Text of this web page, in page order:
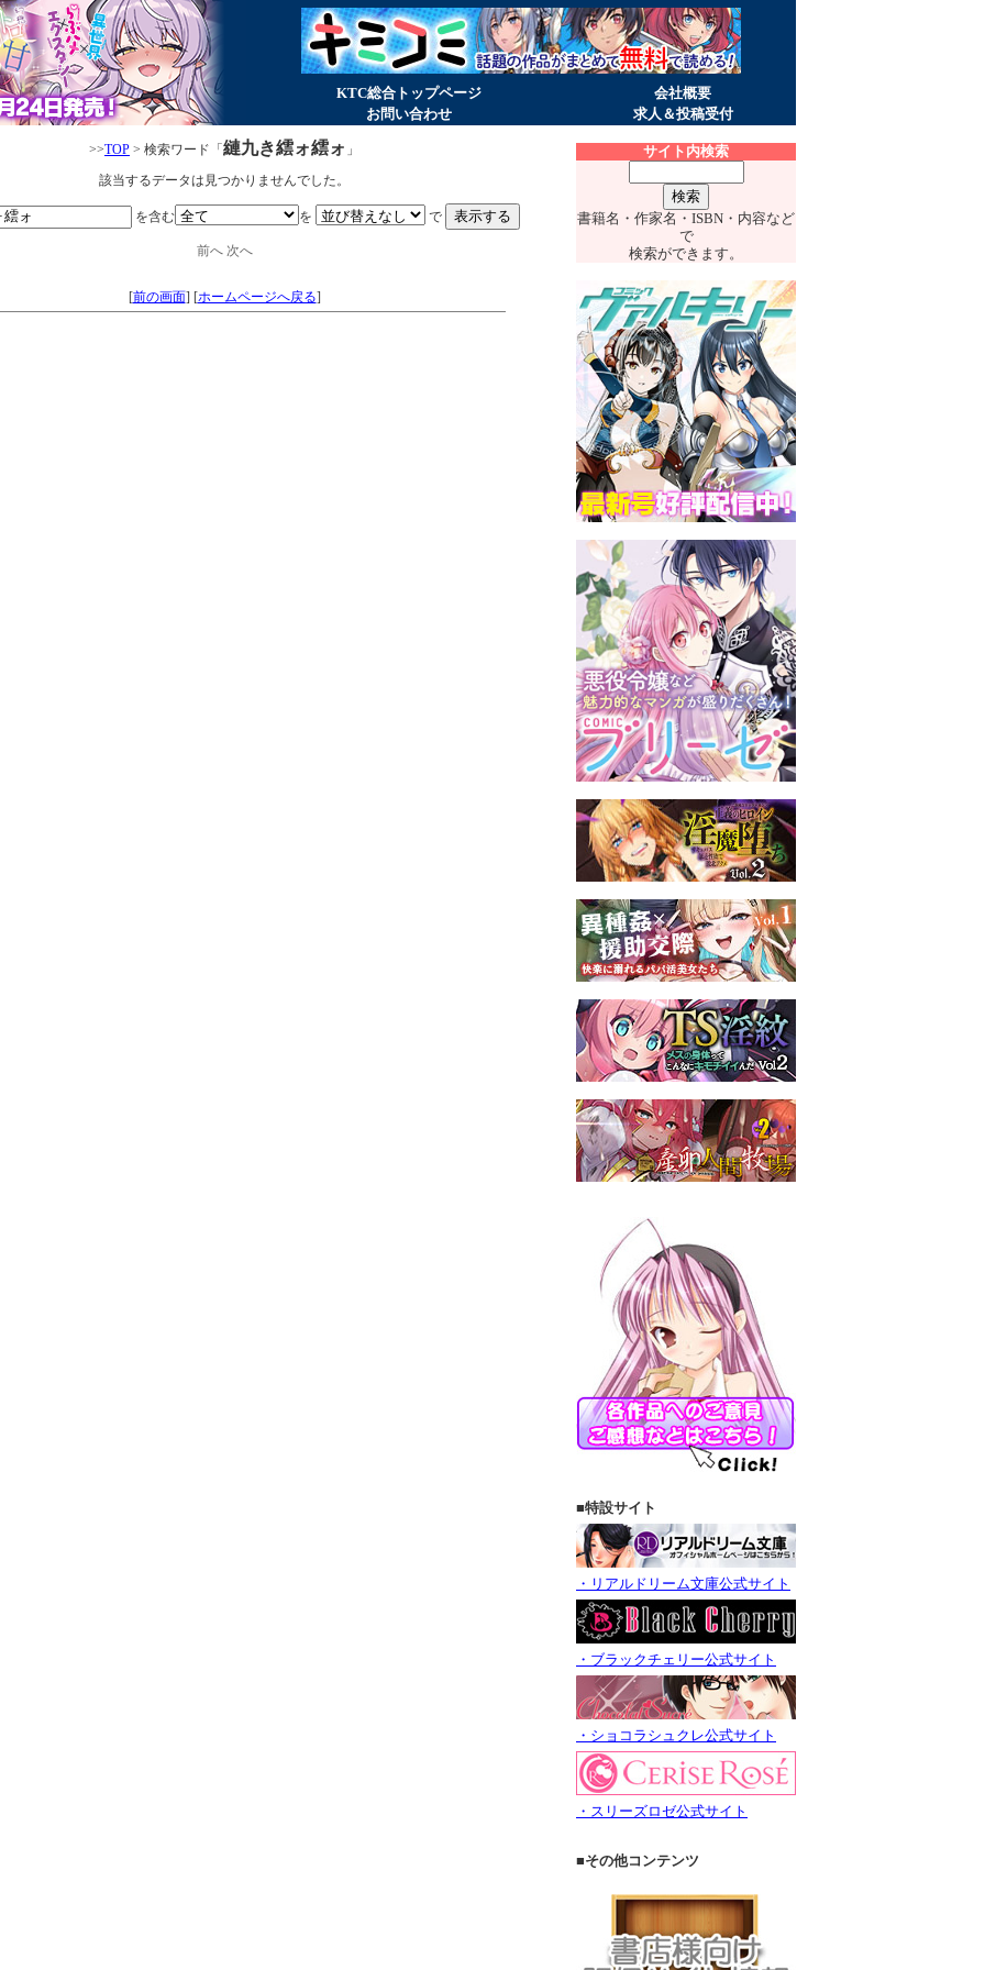
KTC総合トップページ
会社概要
お問い合わせ
求人＆投稿受付
>>TOP > 検索ワード「 縺九き繧ォ繧ォ 」
該当するデータは見つかりませんでした。
を含む を で
前へ 次へ
[前の画面] [ホームページへ戻る]
サイト内検索
書籍名・作家名・ISBN・内容など
で
検索ができます。
■特設サイト
・リアルドリーム文庫公式サイト
・ブラックチェリー公式サイト
・ショコラシュクレ公式サイト
・スリーズロゼ公式サイト
■その他コンテンツ